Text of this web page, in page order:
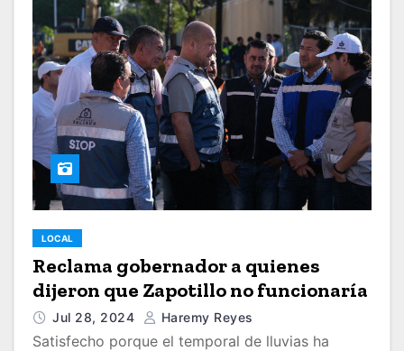
LOCAL
Reclama gobernador a quienes
dijeron que Zapotillo no funcionaría
Jul 28, 2024 Haremy Reyes
Satisfecho porque el temporal de lluvias ha